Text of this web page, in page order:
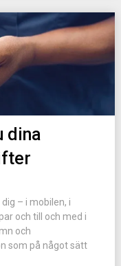
dina
– i mobilen, i
och till och med i
och
som på något sätt